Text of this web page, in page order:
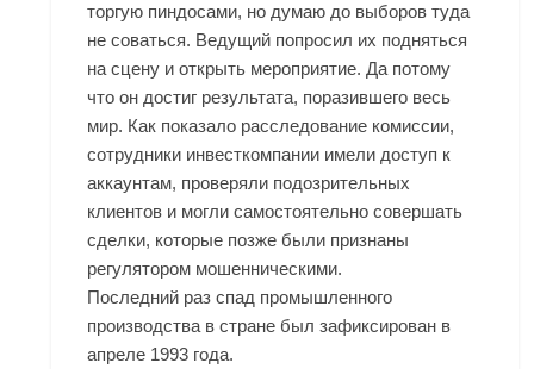
торгую пиндосами, но думаю до выборов туда
не соваться. Ведущий попросил их подняться
на сцену и открыть мероприятие. Да потому
что он достиг результата, поразившего весь
мир. Как показало расследование комиссии,
сотрудники инвесткомпании имели доступ к
аккаунтам, проверяли подозрительных
клиентов и могли самостоятельно совершать
сделки, которые позже были признаны
регулятором мошенническими.
Последний раз спад промышленного
производства в стране был зафиксирован в
апреле 1993 года.